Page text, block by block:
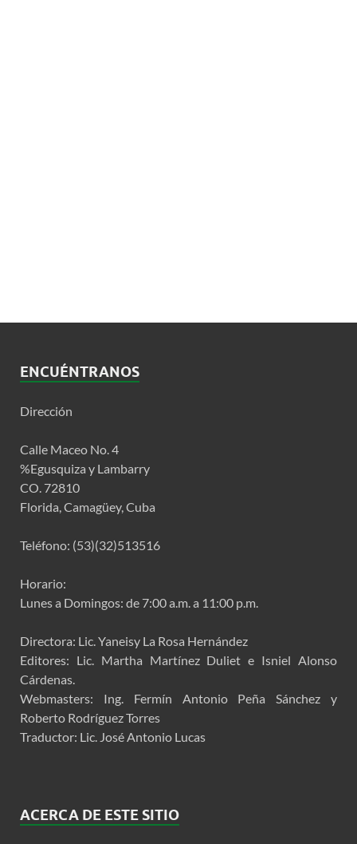
ENCUÉNTRANOS
Dirección
Calle Maceo No. 4
%Egusquiza y Lambarry
CO. 72810
Florida, Camagüey, Cuba
Teléfono: (53)(32)513516
Horario:
Lunes a Domingos: de 7:00 a.m. a 11:00 p.m.
Directora: Lic. Yaneisy La Rosa Hernández
Editores: Lic. Martha Martínez Duliet e Isniel Alonso
Cárdenas.
Webmasters: Ing. Fermín Antonio Peña Sánchez y
Roberto Rodríguez Torres
Traductor: Lic. José Antonio Lucas
ACERCA DE ESTE SITIO